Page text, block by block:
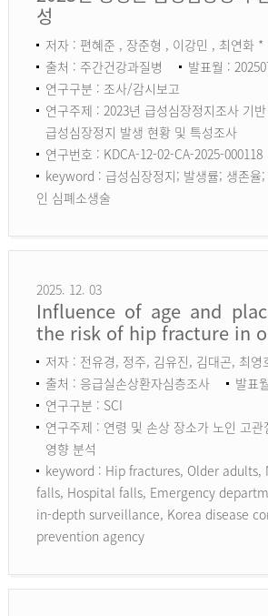
성
저자 : 편혜준 , 장준형 , 이강민 , 최연화 *
출처 : 주간건강과질병
발표월 :
연구구분 : 조사/감시보고
연구주제 : 2023년 급성심장정지조사 기
급성심장정지 발생 현황 및 특성조사
연구번호 : KDCA-12-02-CA-2025-000118
keyword : 급성심장정지; 발생률; 생존율
인 심폐소생술
2025. 12. 03
Influence of age and
the risk of hip fracture in
저자 : 전유경, 정주, 김유진, 김대곤, 최영
출처 : 응급실손상환자심층조사
발표
연구구분 : SCI
연구주제 : 연령 및 손상 장소가 노인 고관
영향 분석
keyword : Hip fractures, Older adults,
falls, Hospital falls, Emergency
in-depth surveillance, Korea disease
prevention agency